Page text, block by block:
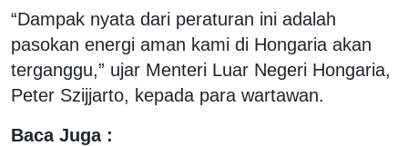
“Dampak nyata dari peraturan ini adalah
pasokan energi aman kami di Hongaria akan
terganggu,” ujar Menteri Luar Negeri Hongaria,
Peter Szijjarto, kepada para wartawan.
Baca Juga :